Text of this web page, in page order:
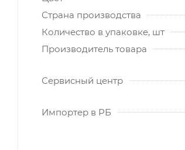
Страна производства
Количество в упаковке, шт
Производитель товара
Сервисный центр
Импортер в РБ